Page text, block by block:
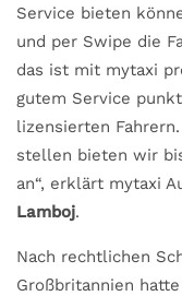
Service bieten
und per Swipe die
das ist mit mytaxi
gutem Service
lizensierten
stellen bieten wir
an“, erklärt mytaxi
Lamboj.
Nach rechtlichen
Großbritannien